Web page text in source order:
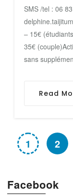
SMS /tel : 06
– 15€
35€
sans
Read
1 2
Facebook